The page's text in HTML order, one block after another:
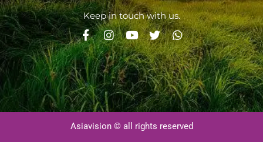
Keep in touch with us.
Asiavision © all rights reserved